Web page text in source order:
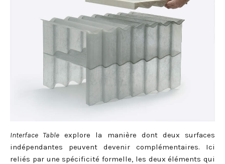
Interface Table explore la manière dont deux surfaces
indépendantes peuvent devenir complémentaires. Ici
reliés par une spécificité formelle, les deux éléments qui